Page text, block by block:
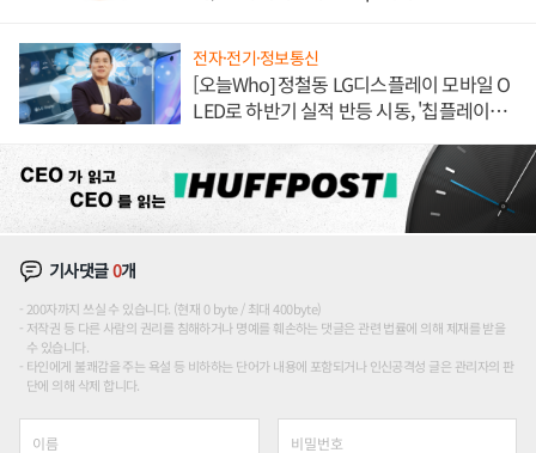
전자·전기·정보통신
[오늘Who] 정철동 LG디스플레이 모바일 O
LED로 하반기 실적 반등 시동, '칩플레이
기사댓글0개
200자까지 쓰실 수 있습니다. (현재 0 byte / 최대 400byte)
저작권 등 다른 사람의 권리를 침해하거나 명예를 훼손하는 댓글은 관련 법률에 의해 제재를 받을
수 있습니다.
타인에게 불쾌감을 주는 욕설 등 비하하는 단어가 내용에 포함되거나 인신공격성 글은 관리자의 판
단에 의해 삭제 합니다.